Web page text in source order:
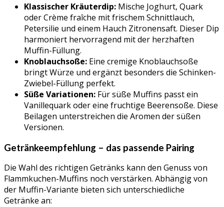
Klassischer Kräuterdip: Mische Joghurt, Quark
oder Crème fraîche mit frischem Schnittlauch,
Petersilie und einem Hauch Zitronensaft. Dieser Dip
harmoniert hervorragend mit der herzhaften
Muffin-Füllung.
Knoblauchsoße: Eine cremige Knoblauchsoße
bringt Würze und ergänzt besonders die Schinken-
Zwiebel-Füllung perfekt.
Süße Variationen: Für süße Muffins passt ein
Vanillequark oder eine fruchtige Beerensoße. Diese
Beilagen unterstreichen die Aromen der süßen
Versionen.
Getränkeempfehlung – das passende Pairing
Die Wahl des richtigen Getränks kann den Genuss von
Flammkuchen-Muffins noch verstärken. Abhängig von
der Muffin-Variante bieten sich unterschiedliche
Getränke an: